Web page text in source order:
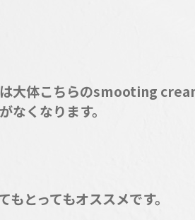
大体こちらのsmooting
なくなります。
もとってもオススメです。